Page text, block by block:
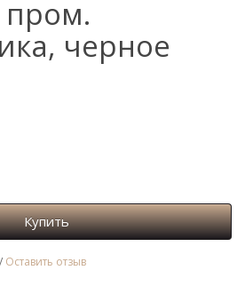
пром.
черное
Купить
/ Оставить отзыв